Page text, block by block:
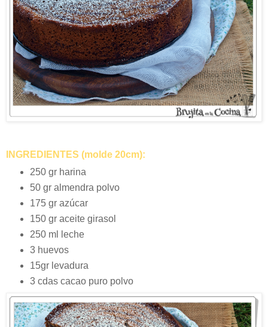
INGREDIENTES (molde 20cm):
250 gr harina
50 gr almendra polvo
175 gr azúcar
150 gr aceite girasol
250 ml leche
3 huevos
15gr levadura
3 cdas cacao puro polvo